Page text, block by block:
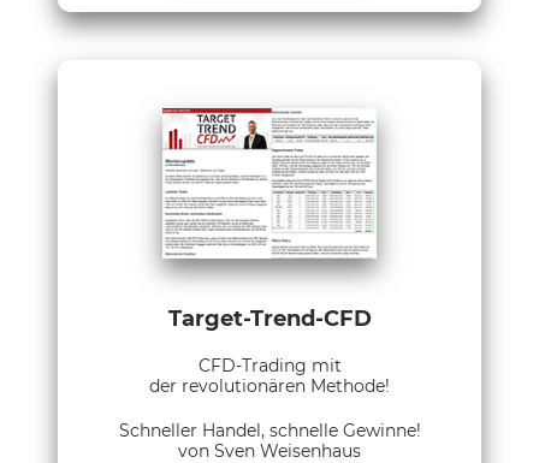
Target-Trend-CFD
CFD-Trading mit
der revolutionären Methode!
Schneller Handel, schnelle Gewinne!
von Sven Weisenhaus